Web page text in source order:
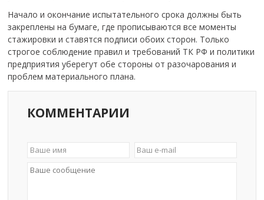
Начало и окончание испытательного срока должны быть
закреплены на бумаге, где прописываются все моменты
стажировки и ставятся подписи обоих сторон. Только
строгое соблюдение правил и требований ТК РФ и политики
предприятия уберегут обе стороны от разочарования и
проблем материального плана.
КОММЕНТАРИИ